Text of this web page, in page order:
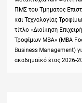
ΠΜΣ του Τμήματος
και Τεχνολογίας
τίτλο «Διοίκηση
Τροφίμων ΜΒΑ» (MBA
Business Management)
ακαδημαϊκό έτος 2026-